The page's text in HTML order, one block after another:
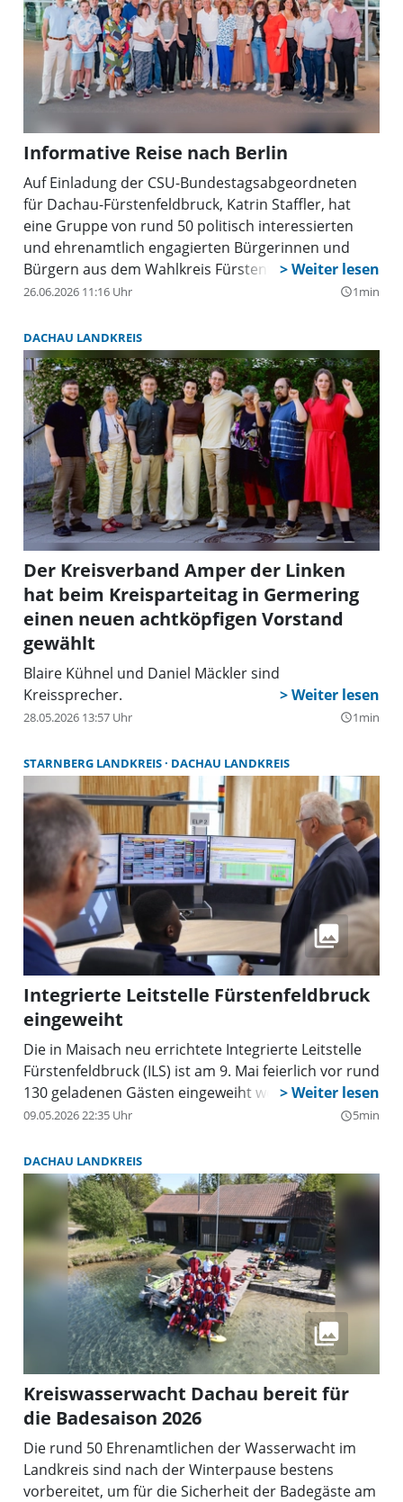
Informative Reise nach Berlin
Auf Einladung der CSU-Bundestagsabgeordneten
für Dachau-Fürstenfeldbruck, Katrin Staffler, hat
eine Gruppe von rund 50 politisch interessierten
und ehrenamtlich engagierten Bürgerinnen und
Bürgern aus dem Wahlkreis Fürstenfeldbruck-
Dachau eine spannende und informative Reise nach
26.06.2026 11:16 Uhr query_builder1min
DACHAU LANDKREIS
Der Kreisverband Amper der Linken
hat beim Kreisparteitag in Germering
einen neuen achtköpfigen Vorstand
gewählt
Blaire Kühnel und Daniel Mäckler sind
Kreissprecher.
28.05.2026 13:57 Uhr query_builder1min
STARNBERG LANDKREIS DACHAU LANDKREIS
Integrierte Leitstelle Fürstenfeldbruck
eingeweiht
Die in Maisach neu errichtete Integrierte Leitstelle
Fürstenfeldbruck (ILS) ist am 9. Mai feierlich vor rund
130 geladenen Gästen eingeweiht worden.
09.05.2026 22:35 Uhr query_builder5min
DACHAU LANDKREIS
Kreiswasserwacht Dachau bereit für
die Badesaison 2026
Die rund 50 Ehrenamtlichen der Wasserwacht im
Landkreis sind nach der Winterpause bestens
vorbereitet, um für die Sicherheit der Badegäste am